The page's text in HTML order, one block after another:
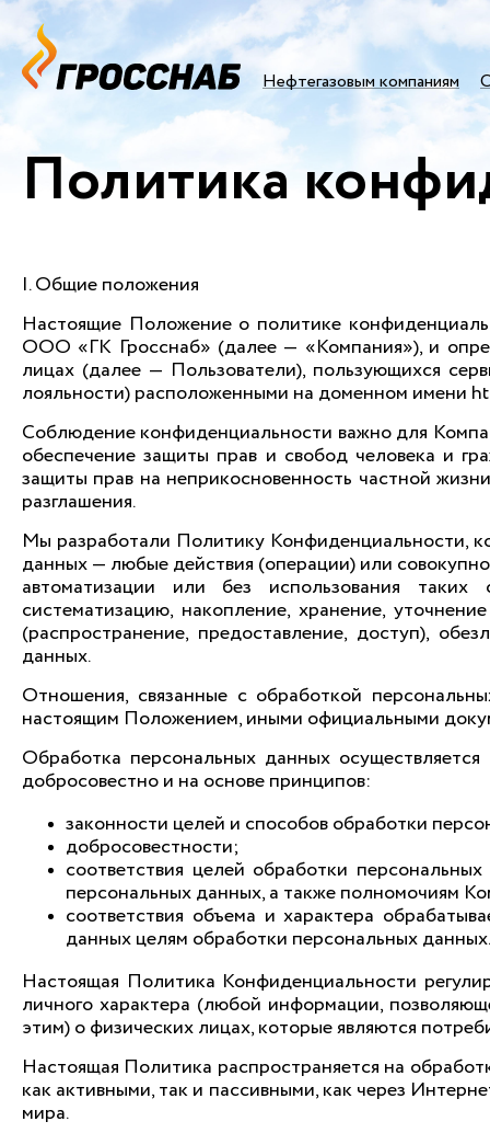
Нефтегазовым компаниям
Политика
I. Общие положения
Настоящие Положение о политике
ООО «ГК Гросснаб» (далее — «Компания»), и
лицах (далее — Пользователи), пользующихся
лояльности) расположенными на доменном имени
Соблюдение конфиденциальности важно для
обеспечение защиты прав и свобод человека и
защиты прав на неприкосновенность частной
разглашения.
Мы разработали Политику Конфиденциальности,
данных — любые действия (операции) или
автоматизации или без использования
систематизацию, накопление, хранение,
(распространение, предоставление, доступ),
данных.
Отношения, связанные с обработкой
настоящим Положением, иными официальными
Обработка персональных данных
добросовестно и на основе принципов:
законности целей и способов обработки
добросовестности;
соответствия целей обработки
персональных данных, а также полномочиям
соответствия объема и характера
данных целям обработки персональных данных.
Настоящая Политика Конфиденциальности
личного характера (любой информации,
этим) о физических лицах, которые являются
Настоящая Политика распространяется на
как активными, так и пассивными, как через
мира.